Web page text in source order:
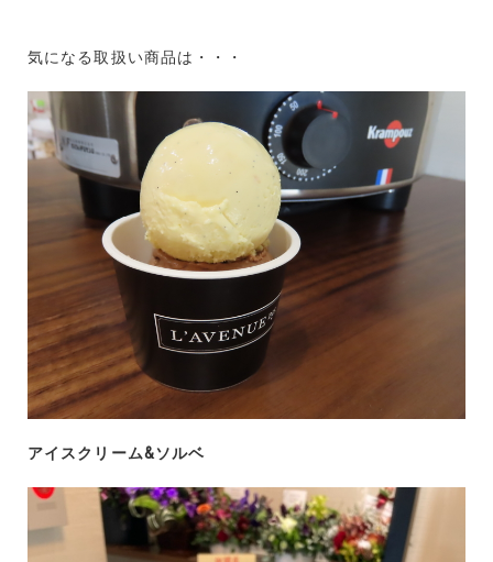
気になる取扱い商品は・・・
アイスクリーム&ソルベ